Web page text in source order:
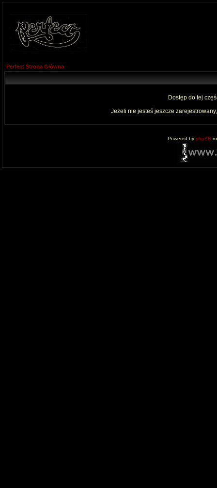
Perfect Strona Główna
Dostęp do tej
Jeżeli nie jesteś jeszcze
Powered by phpBB